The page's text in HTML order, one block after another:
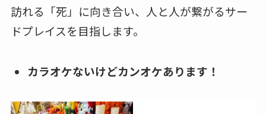
訪れる「死」に向き合い、人と人が繋がるサー
ドプレイスを目指します。
カラオケないけどカンオケあります！